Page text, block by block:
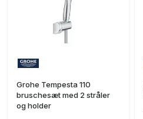
Grohe Tempesta 110
bruschesæt med 2 stråler
og holder